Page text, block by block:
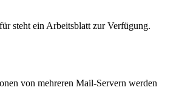
steht ein Arbeitsblatt zur Verfügung.
von mehreren Mail-Servern werden